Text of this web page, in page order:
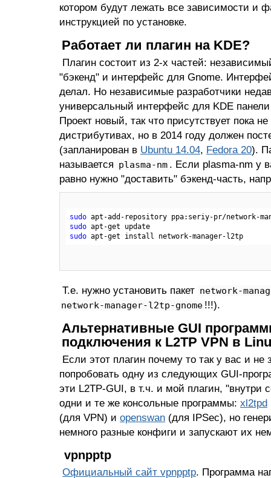
котором будут лежать все зависимости и
инструкцией по установке.
Работает ли плагин на KDE?
Плагин состоит из 2-х частей:
"бэкенд" и интерфейс для Gnome.
делал. Но независимые разработчики
универсальный интерфейс для KDE
Проект новый, так что присутствует пока
дистрибутивах, но в 2014 году должен
(запланирован в Ubuntu 14.04, Fedora 20).
называется plasma-nm . Если plasma-nm у
равно нужно "доставить" бэкенд-часть,
sudo apt-add-repository ppa:seriy-pr/network-
sudo
sudo apt-get install network-manager-l2tp
Т.е. нужно установить пакет network-
network-manager-l2tp-gnome !!!).
Альтернативные GUI
подключения к L2TP VPN в
Если этот плагин почему то так у вас и не
попробовать одну из следующих GUI-
эти L2TP-GUI, в т.ч. и мой плагин, "внутри
одни и те же консольные программы: xl2tpd
(для VPN) и openswan (для IPSec), но
немного разные конфиги и запускают их
vpnpptp
Официальный сайт vpnpptp. Программа